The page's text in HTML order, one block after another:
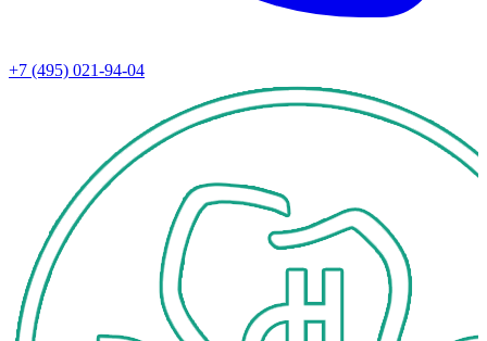
+7 (495) 021-94-04